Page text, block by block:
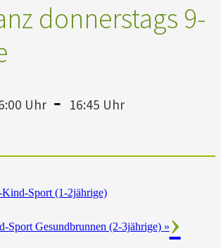
donnerstags 9-
Uhr - 16:45 Uhr
Sport (1-2jährige)
Sport Gesundbrunnen (2-3jährige) »